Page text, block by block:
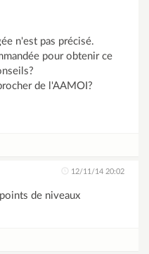
n'est pas précisé.
pour obtenir ce
de l'AAMOI?
12/11/14 20:02
de niveaux